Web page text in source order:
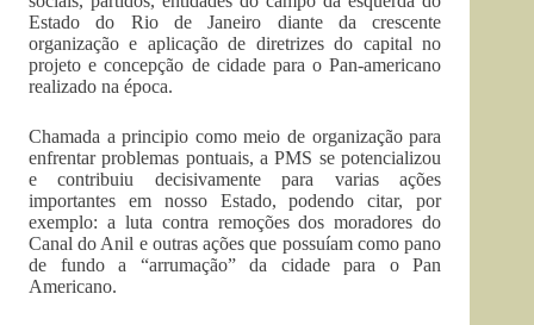
Estado do Rio de Janeiro diante da crescente
organização e aplicação de diretrizes do capital no
projeto e concepção de cidade para o Pan-americano
realizado na época.
Chamada a principio como meio de organização para
enfrentar problemas pontuais, a PMS se potencializou
e contribuiu decisivamente para varias ações
importantes em nosso Estado, podendo citar, por
exemplo: a luta contra remoções dos moradores do
Canal do Anil e outras ações que possuíam como pano
de fundo a “arrumação” da cidade para o Pan
Americano.